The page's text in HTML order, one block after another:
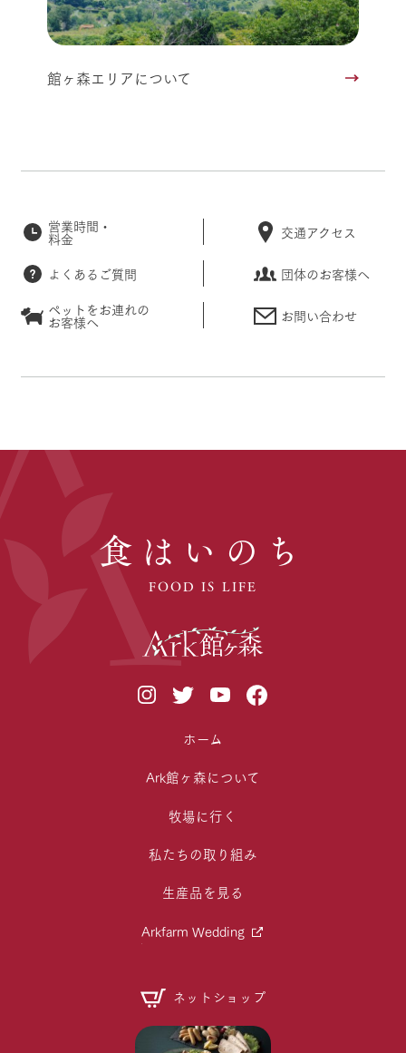
館ヶ森エリアについて
営業時間・
料金 交通アクセス
よくあるご質問
団体のお客様へ
ペットをお連れの
お客様へ お問い合わせ
食はいのち
FOOD IS LIFE
ホーム
Ark館ヶ森について
牧場に行く
私たちの取り組み
生産品を見る
Arkfarm Wedding
ネットショップ